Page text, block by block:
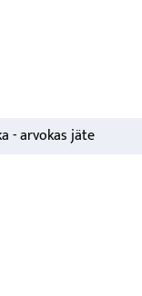
- arvokas jäte